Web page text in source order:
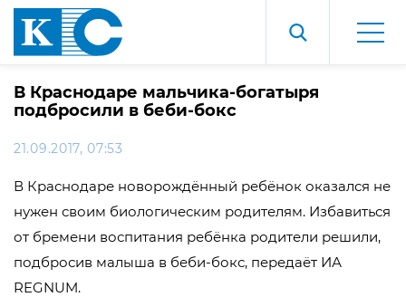
В Краснодаре мальчика-богатыря
подбросили в беби-бокс‍
21.09.2017, 07:53
В Краснодаре новорождённый ребёнок оказался не
нужен своим биологическим родителям. Избавиться
от бремени воспитания ребёнка родители решили,
подбросив малыша в беби-бокс, передаёт ИА
REGNUM.